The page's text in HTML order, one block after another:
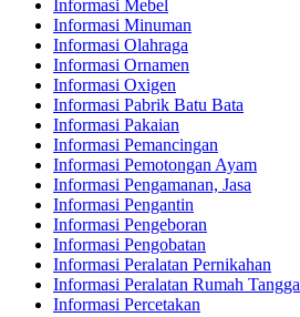
Informasi Mebel
Informasi Minuman
Informasi Olahraga
Informasi Ornamen
Informasi Oxigen
Informasi Pabrik Batu Bata
Informasi Pakaian
Informasi Pemancingan
Informasi Pemotongan Ayam
Informasi Pengamanan, Jasa
Informasi Pengantin
Informasi Pengeboran
Informasi Pengobatan
Informasi Peralatan Pernikahan
Informasi Peralatan Rumah Tangga
Informasi Percetakan